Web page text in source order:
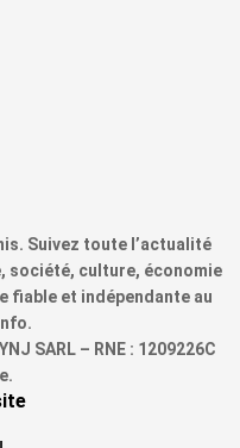
Suivez toute l’actualité
société, culture, économie
fiable et indépendante au
SARL – RNE : 1209226C